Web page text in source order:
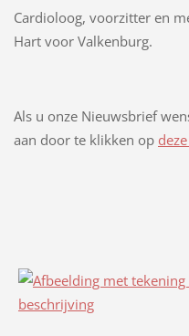
Cardioloog, voorzitter en
Hart voor Valkenburg.
Als u onze Nieuwsbrief
aan door te klikken op